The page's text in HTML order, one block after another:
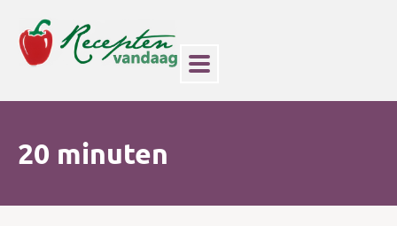
20 minuten